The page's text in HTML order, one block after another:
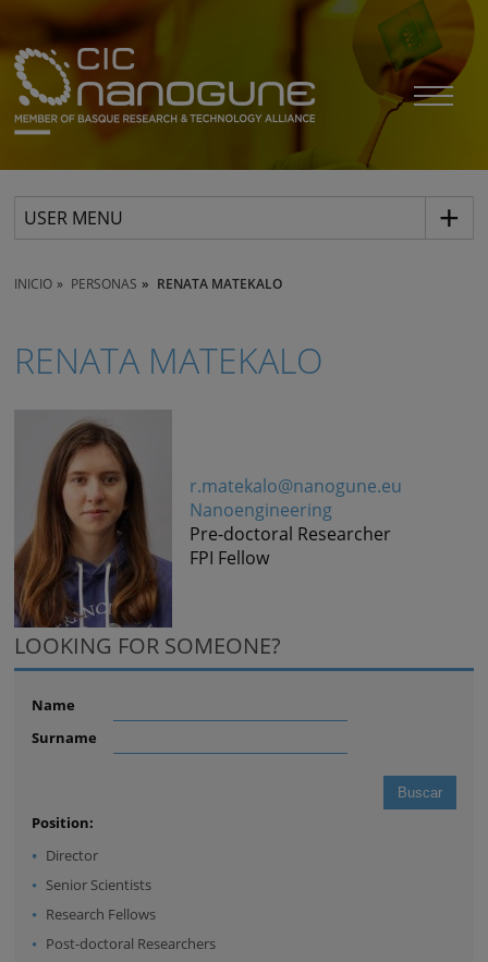
USER MENU
INICIO PERSONAS RENATA MATEKALO
RENATA MATEKALO
r.matekalo@nanogune.eu
Nanoengineering
Pre-doctoral Researcher
FPI Fellow
LOOKING FOR SOMEONE?
Name
Surname
Position:
Director
Senior Scientists
Research Fellows
Post-doctoral Researchers